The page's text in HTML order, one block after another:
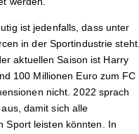
ist jedenfalls, dass unter
in der Sportindustrie steht.
aktuellen Saison ist Harry
100 Millionen Euro zum FC
nicht. 2022 sprach
damit sich alle
Sport leisten könnten. In